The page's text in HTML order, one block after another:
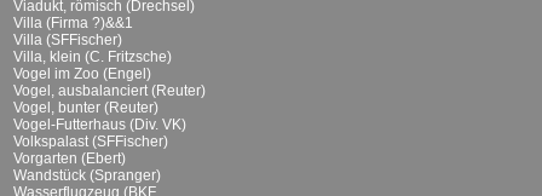
Viadukt, römisch (Drechsel)
Villa (Firma ?)&&1
Villa (SFFischer)
Villa, klein (C. Fritzsche)
Vogel im Zoo (Engel)
Vogel, ausbalanciert (Reuter)
Vogel, bunter (Reuter)
Vogel-Futterhaus (Div. VK)
Volkspalast (SFFischer)
Vorgarten (Ebert)
Wandstück (Spranger)
Wasserflugzeug (BKF